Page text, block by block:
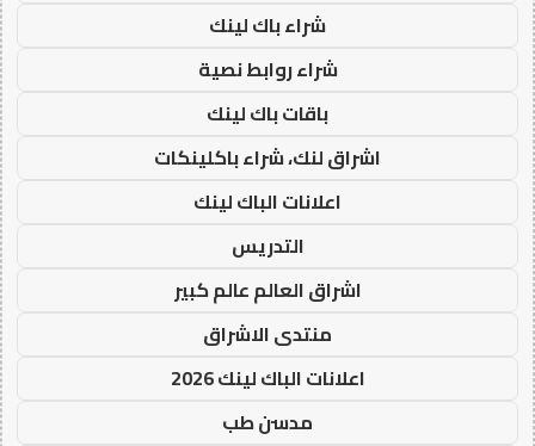
شراء باك لينك
شراء روابط نصية
باقات باك لينك
اشراق لنك، شراء باكلينكات
اعلانات الباك لينك
التدريس
اشراق العالم عالم كبير
منتدى الاشراق
اعلانات الباك لينك 2026
مدسن طب